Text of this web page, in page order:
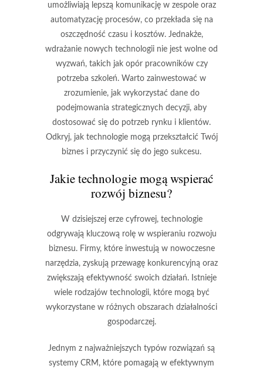
umożliwiają lepszą komunikację w zespole oraz
automatyzację procesów, co przekłada się na
oszczędność czasu i kosztów. Jednakże,
wdrażanie nowych technologii nie jest wolne od
wyzwań, takich jak opór pracowników czy
potrzeba szkoleń. Warto zainwestować w
zrozumienie, jak wykorzystać dane do
podejmowania strategicznych decyzji, aby
dostosować się do potrzeb rynku i klientów.
Odkryj, jak technologie mogą przekształcić Twój
biznes i przyczynić się do jego sukcesu.
Jakie technologie mogą wspierać
rozwój biznesu?
W dzisiejszej erze cyfrowej, technologie
odgrywają kluczową rolę w wspieraniu rozwoju
biznesu. Firmy, które inwestują w nowoczesne
narzędzia, zyskują przewagę konkurencyjną oraz
zwiększają efektywność swoich działań. Istnieje
wiele rodzajów technologii, które mogą być
wykorzystane w różnych obszarach działalności
gospodarczej.
Jednym z najważniejszych typów rozwiązań są
systemy CRM , które pomagają w efektywnym